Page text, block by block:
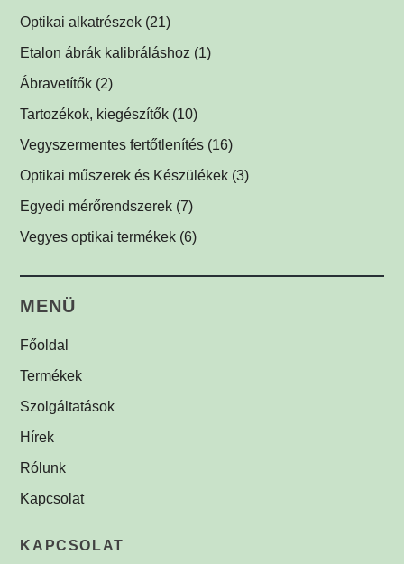
Koaxiális világítók
(2)
Háttérvilágítók
(5)
SPOT megvilágítók
SPOT vetítők
Mátrix megvilágítók
(2)
Csíkvetítők
Egyedi megvilágítók
(2)
Optikai alkatrészek (21)
Műszerüvegek
(1)
Optikai tükrök, prizmák
Lencsék
(1)
Optikai szűrők
(5)
Védőüvegek
Etalon ábrák kalibráláshoz (1)
Ábravetítők (2)
Tartozékok, kiegészítők (10)
LED tápegységek
(1)
Kábelek
(1)
C-menetes közdarabok
(1)
Egyéb menetes adapterek (1)
Vegyszermentes fertőtlenítés (16)
Vírusölő és baktériumölő réz fólia
(12)
UV-C légfertőtlenítő
(3)
Optikai műszerek és Készülékek (3)
Egyedi mérőrendszerek (7)
Vegyes optikai termékek (6)
MENÜ
Főoldal
Termékek
Szolgáltatások
Hírek
Rólunk
Kapcsolat
KAPCSOLAT